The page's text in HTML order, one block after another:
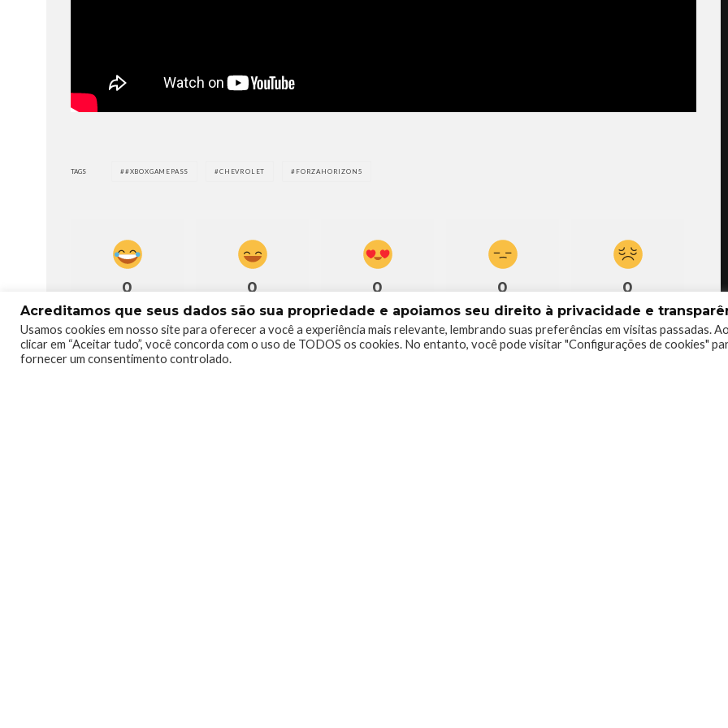
TAGS #XBOXGAMEPASS CHEVROLET FORZAHORIZON5
0 0 0 0 0
Acreditamos que seus dados são sua propriedade e apoiamos seu direito à privacidade e
Usamos cookies em nosso site para oferecer a você a experiência mais relevante, lembrando suas preferências em visitas passadas. Ao
clicar em “Aceitar tudo”, você concorda com o uso de TODOS os cookies. No entanto, você pode visitar "Configurações de cookies"
fornecer um consentimento controlado.